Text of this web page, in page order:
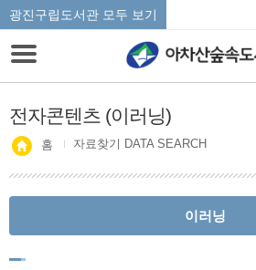
광진구립도서관 모두 보기
전자콘텐츠 (이러닝)
홈 자료찾기 DATA SEARCH
이러닝